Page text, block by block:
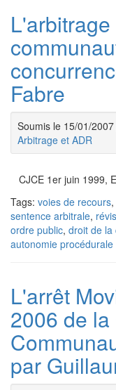
Fabre
Soumis le 15/01/
Arbitrage et ADR
CJCE 1er juin 1999,
Tags: voies de recours,
sentence arbitrale,
ordre public, droit de la
autonomie procédurale
L'arrêt
2006 de
par